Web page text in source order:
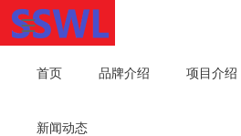
首页 品牌介绍 项目介绍
新闻动态